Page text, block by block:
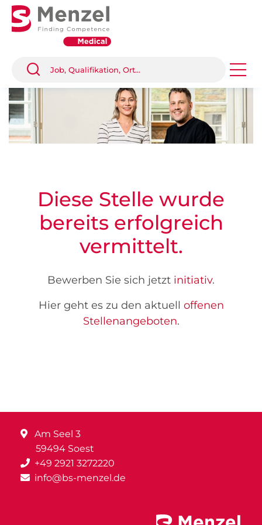
Diese Stelle wurde
bereits erfolgreich
vermittelt.
Bewerben Sie sich jetzt initiativ.
Hier geht es zu den aktuell offenen
Stellenangeboten.
Am Seel 3
59494 Soest
+49 2921 3272220
info@bs-menzel.de